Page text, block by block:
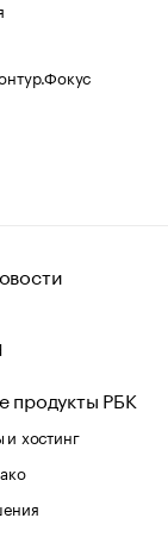
продукты РБК
хостинг